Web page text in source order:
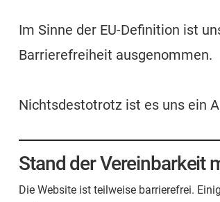
Im Sinne der EU-Definition ist
Barrierefreiheit ausgenommen.
Nichtsdestotrotz ist es uns ein
Stand der Vereinbarkeit
Die Website ist teilweise barrierefrei.